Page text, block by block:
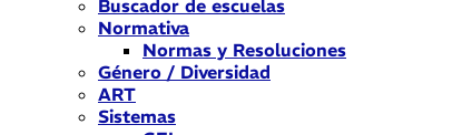
Buscador de escuelas
Normativa
Normas y Resoluciones
Género / Diversidad
ART
Sistemas